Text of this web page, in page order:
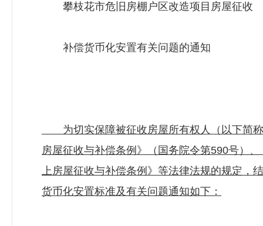
攀枝花市危旧房棚户区改造项目房屋征收
补偿货币化安置有关问题的通知
为切实保障被征收房屋所有权人（以下简称
房屋征收与补偿条例》（国务院令第590号）
上房屋征收与补偿条例》等法律法规的规定，
货币化安置标准及有关问题通知如下：